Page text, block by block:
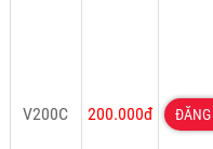
V200C 200.000đ ĐĂNG